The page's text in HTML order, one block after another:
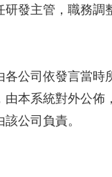
研發主管，職務調
各公司依發言當時
由本系統對外公佈
公司負責。